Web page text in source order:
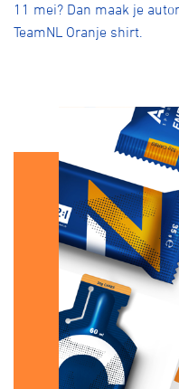
11 mei? Dan maak je
TeamNL Oranje shirt.